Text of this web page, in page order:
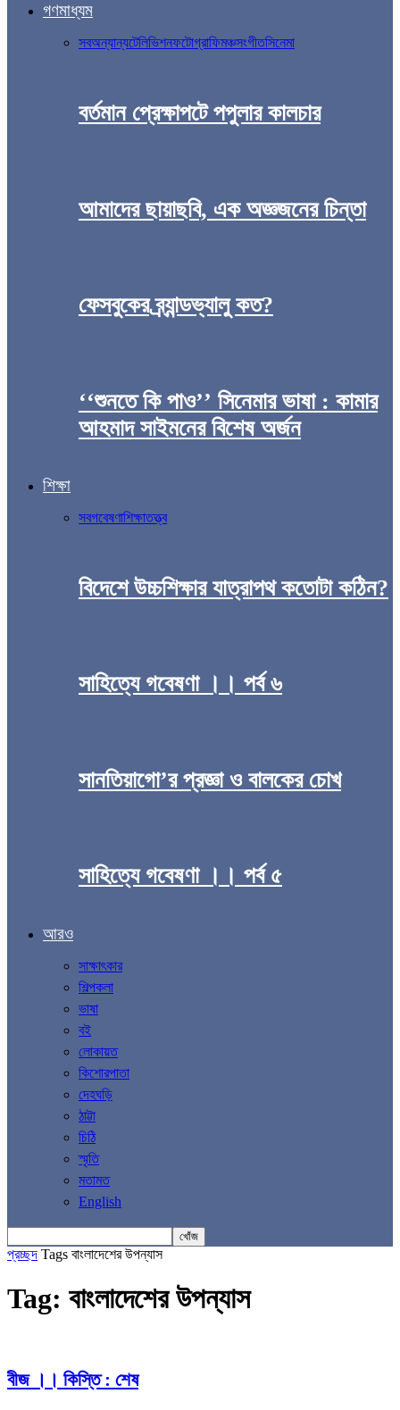
গণমাধ্যম
সবঅন্যান্যটেলিভিশনফটোগ্রাফিমঞ্চসংগীতসিনেমা
বর্তমান প্রেক্ষাপটে পপুলার কালচার
আমাদের ছায়াছবি, এক অজ্ঞজনের চিন্তা
ফেসবুকের ব্র্যান্ডভ্যালু কত?
‘‘শুনতে কি পাও’’ সিনেমার ভাষা : কামার
আহমাদ সাইমনের বিশেষ অর্জন
শিক্ষা
সবগবেষণাশিক্ষাতত্ত্ব
বিদেশে উচ্চশিক্ষার যাত্রাপথ কতোটা কঠিন?
সাহিত্যে গবেষণা ।। পর্ব ৬
সানতিয়াগো’র প্রজ্ঞা ও বালকের চোখ
সাহিত্যে গবেষণা ।। পর্ব ৫
আরও
সাক্ষাৎকার
শিল্পকলা
ভাষা
বই
লোকায়ত
কিশোরপাতা
দেহঘড়ি
ঠাট্টা
চিঠি
স্মৃতি
মতামত
English
প্রচ্ছদ Tags বাংলাদেশের উপন্যাস
Tag: বাংলাদেশের উপন্যাস
বীজ ।। কিস্তি : শেষ